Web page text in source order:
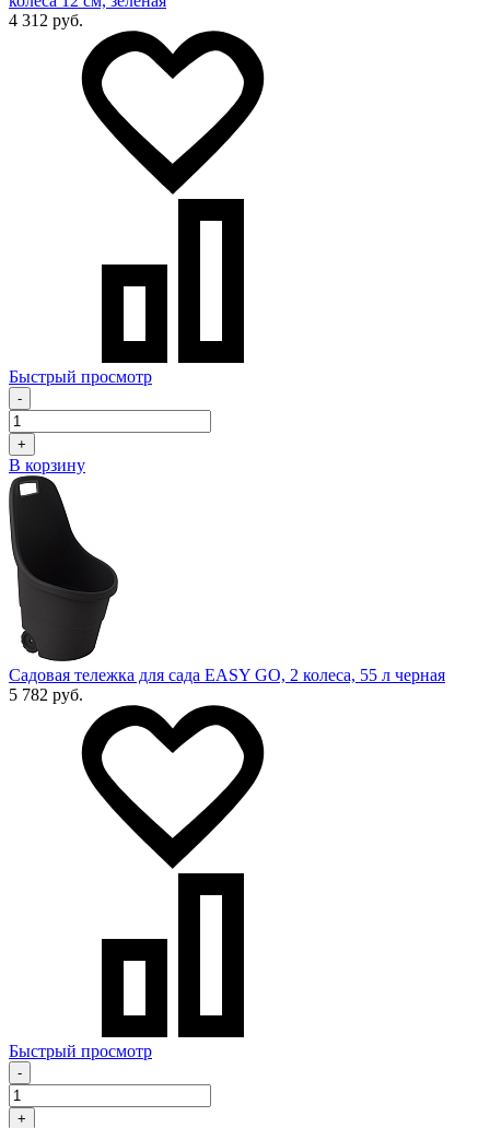
4 312 руб.
Быстрый просмотр
-
+
В корзину
Садовая тележка для сада EASY GO, 2 колеса, 55 л черная
5 782 руб.
Быстрый просмотр
-
+